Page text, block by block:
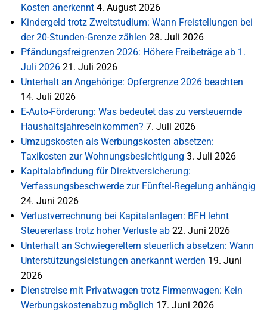
Kosten anerkennt 4. August 2026
Kindergeld trotz Zweitstudium: Wann Freistellungen bei
der 20-Stunden-Grenze zählen 28. Juli 2026
Pfändungsfreigrenzen 2026: Höhere Freibeträge ab 1.
Juli 2026 21. Juli 2026
Unterhalt an Angehörige: Opfergrenze 2026 beachten
14. Juli 2026
E-Auto-Förderung: Was bedeutet das zu versteuernde
Haushaltsjahreseinkommen? 7. Juli 2026
Umzugskosten als Werbungskosten absetzen:
Taxikosten zur Wohnungsbesichtigung 3. Juli 2026
Kapitalabfindung für Direktversicherung:
Verfassungsbeschwerde zur Fünftel-Regelung anhängig
24. Juni 2026
Verlustverrechnung bei Kapitalanlagen: BFH lehnt
Steuererlass trotz hoher Verluste ab 22. Juni 2026
Unterhalt an Schwiegereltern steuerlich absetzen: Wann
Unterstützungsleistungen anerkannt werden 19. Juni
2026
Dienstreise mit Privatwagen trotz Firmenwagen: Kein
Werbungskostenabzug möglich 17. Juni 2026